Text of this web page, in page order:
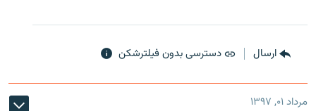
ارسال دسترسی بدون فیلترشکن
مرداد ۰۱, ۱۳۹۷